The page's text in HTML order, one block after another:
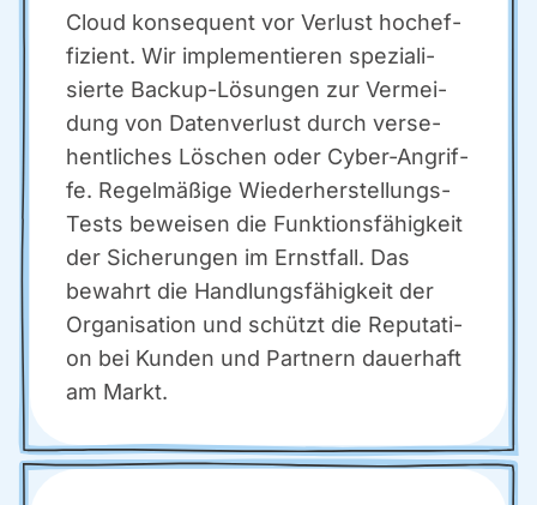
Cloud kon­se­quent vor Ver­lust hoch­ef­
fi­zi­ent. Wir imple­men­tie­ren spe­zia­li­
sier­te Back­up-Lösun­gen zur Ver­mei­
dung von Daten­ver­lust durch ver­se­
hent­li­ches Löschen oder Cyber-Angrif­
fe. Regel­mä­ßi­ge Wie­der­her­stel­lungs-
Tests bewei­sen die Funk­ti­ons­fä­hig­keit
der Siche­run­gen im Ernst­fall. Das
bewahrt die Hand­lungs­fä­hig­keit der
Orga­ni­sa­ti­on und schützt die Repu­ta­ti­
on bei Kun­den und Part­nern dau­er­haft
am Markt.